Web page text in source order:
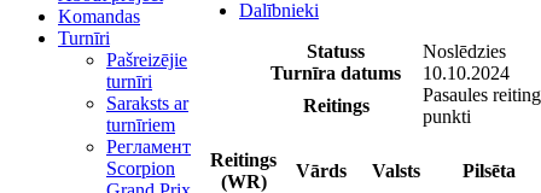
Komandas
Turnīri
Pašreizējie
turnīri
Saraksts ar
turnīriem
Регламент
Scorpion
Dalībnieki
Statuss
Noslēdzies
Turnīra datums
10.10.2024
Reitings
Pasaules
punkti
Reitings
(WR)
Vārds Valsts Pilsēta